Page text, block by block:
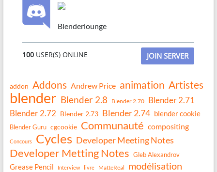
Blenderlounge
100 USER(S) ONLINE JOIN SERVER
addon Addons Andrew Price animation Artistes
blender Blender 2.8 Blender 2.70
Blender 2.71
Blender 2.72 Blender 2.73 Blender 2.74 blender cookie
Blender Guru cgcookie Communauté compositing
Concours Cycles Developer Meeting Notes
Developer Metting Notes Gleb Alexandrov
Grease Pencil Interview livre MatteReal modélisation